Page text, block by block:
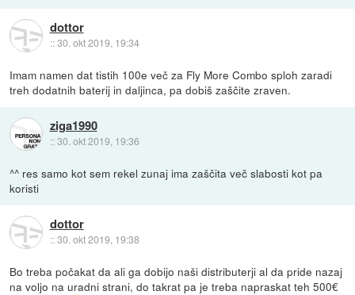
dottor
::30. okt 2019, 19:34
Imam namen dat tistih 100e več za Fly More Combo sploh zaradi
treh dodatnih baterij in daljinca, pa dobiš zaščite zraven.
ziga1990
::30. okt 2019, 19:36
^^ res samo kot sem rekel zunaj ima zaščita več slabosti kot pa
koristi
dottor
::30. okt 2019, 19:38
Bo treba počakat da ali ga dobijo naši distributerji al da pride nazaj
na voljo na uradni strani, do takrat pa je treba napraskat teh 500€